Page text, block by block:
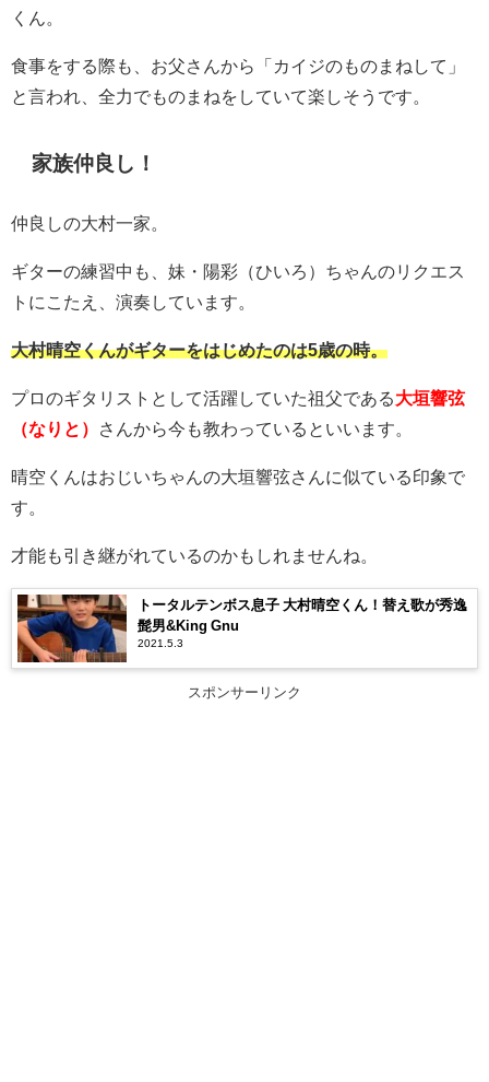
くん。
食事をする際も、お父さんから「カイジのものまねして」
と言われ、全力でものまねをしていて楽しそうです。
家族仲良し！
仲良しの大村一家。
ギターの練習中も、妹・陽彩（ひいろ）ちゃんのリクエス
トにこたえ、演奏しています。
大村晴空くんがギターをはじめたのは5歳の時。
プロのギタリストとして活躍していた祖父である大垣響弦
（なりと）
さんから今も教わっているといいます。
晴空くんはおじいちゃんの大垣響弦さんに似ている印象で
す。
才能も引き継がれているのかもしれませんね。
トータルテンボス息子 大村晴空くん！替え歌が秀逸
髭男&King Gnu
2021.5.3
スポンサーリンク